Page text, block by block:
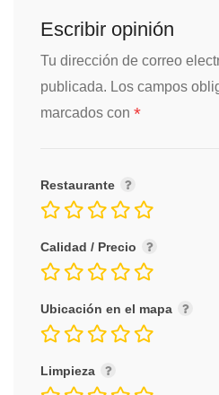
Escribir opinión
Tu dirección de correo
publicada. Los campos
marcados con *
Restaurante
Calidad / Precio
Ubicación en el mapa
Limpieza